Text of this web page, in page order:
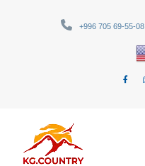
+996 705 69-55-08